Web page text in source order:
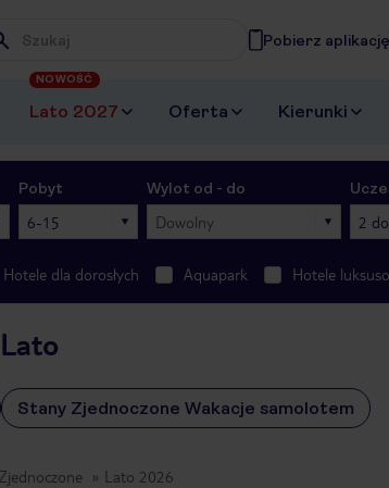
frazę, której szukasz
Pobierz aplikację
Lato 2027
NOWOŚĆ
Oferta Kierunki
Pobyt
6-15
Wylot od - do
Dowolny 2
Hotele dla dorosłych Aquapark Hotele
Stany Zjednoczone Wakacje samolotem
Lato 2026